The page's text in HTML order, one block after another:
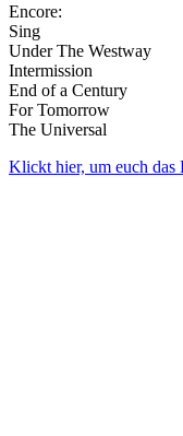
Encore:
Sing
Under The Westway
Intermission
End of a Century
For Tomorrow
The Universal
Klickt hier, um euch das